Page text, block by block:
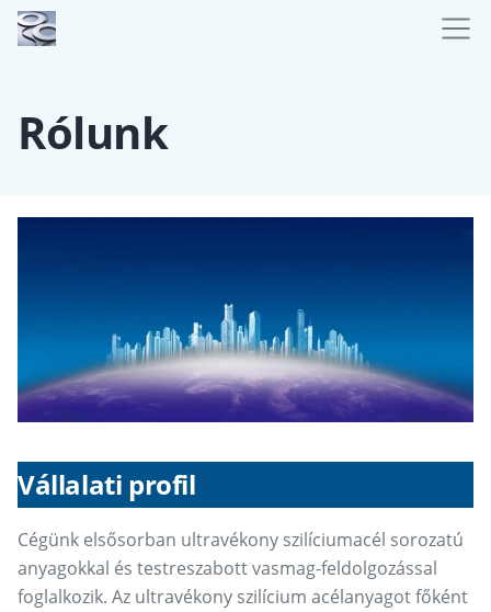
Rólunk
Vállalati profil
Cégünk elsősorban ultravékony szilíciumacél sorozatú
anyagokkal és testreszabott vasmag-feldolgozással
foglalkozik. Az ultravékony szilícium acélanyagot főként